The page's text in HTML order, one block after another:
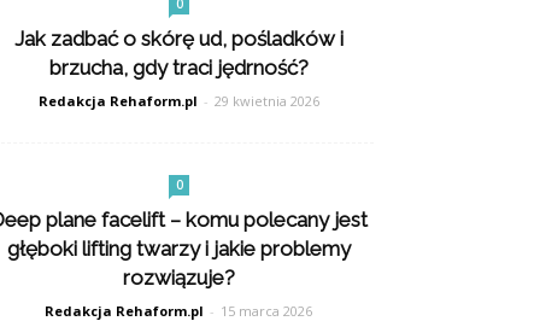
0
Jak zadbać o skórę ud, pośladków i
brzucha, gdy traci jędrność?
Redakcja Rehaform.pl - 29 kwietnia 2026
0
plane facelift – komu polecany jest
głęboki lifting twarzy i jakie problemy
rozwiązuje?
Redakcja Rehaform.pl - 15 marca 2026